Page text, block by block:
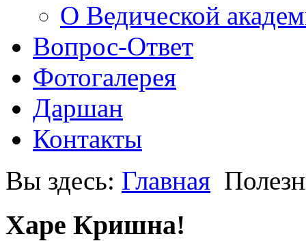
О Ведической
Вопрос-Ответ
Фотогалерея
Даршан
Контакты
Вы здесь: Главная
Харе Кришна!